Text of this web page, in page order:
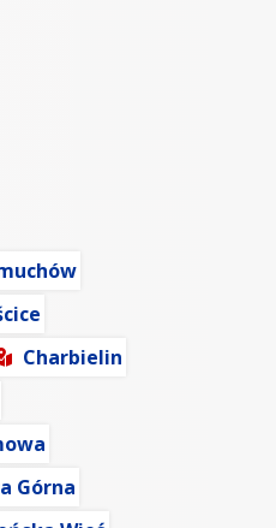
Charbielin
Górna